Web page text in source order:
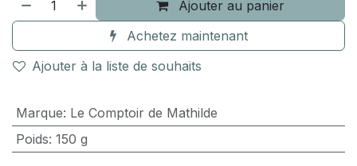
Ajouter au panier
Achetez maintenant
Ajouter à la liste de souhaits
Marque: Le Comptoir de Mathilde
Poids: 150 g